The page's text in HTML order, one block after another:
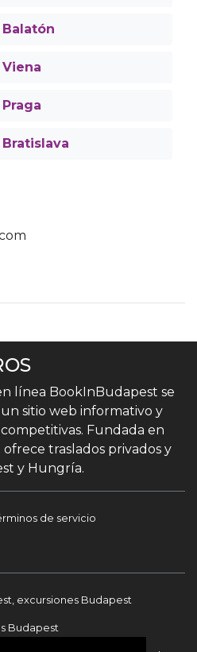
línea BookInBudapest se
sitio web informativo y
Fundada en
traslados privados y
y Hungría.
de servicio
excursiones Budapest
Budapest